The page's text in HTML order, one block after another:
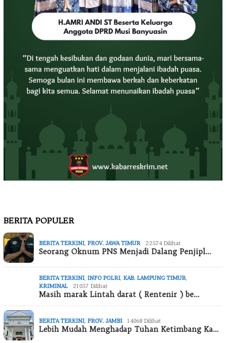
BERITA POPULER
BERITA TERKINI, PROV. JAWA TIMUR 22574 Dilihat
Seorang Oknum PNS Menjadi Dalang Penjipl…
BERITA TERKINI, INFO POLRI, KAB. LAMPUNG TIMUR
KRIMINAL
21057 Dilihat
Masih marak Lintah darat ( Rentenir ) be…
BERITA TERKINI, PROV. JAMBI 14068 Dilihat
Lebih Mudah Menghadap Tuhan Ketimbang Ka…